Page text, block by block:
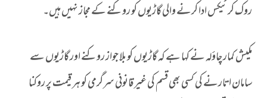
روک کر ٹیکس ادا کرنے والی گاڑیوں کو روکنے کے مجاز نہیں ہیں۔
مکیش کمار چاؤلہ نے کہا ہے کہ گاڑیوں کو بلا جواز روکنے اور گاڑیوں سے
سامان اتارنے کی کسی بھی قسم کی غیر قانونی سرگرمی کو ہر قیمت پر روکنا